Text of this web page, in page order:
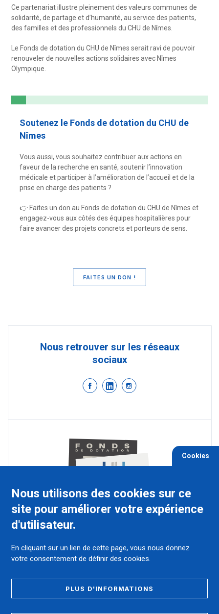
Ce partenariat illustre pleinement des valeurs communes de
solidarité, de partage et d’humanité, au service des patients,
des familles et des professionnels du CHU de Nîmes.
Le Fonds de dotation du CHU de Nîmes serait ravi de pouvoir
renouveler de nouvelles actions solidaires avec Nîmes
Olympique.
Soutenez le Fonds de dotation du CHU de
Nîmes
Vous aussi, vous souhaitez contribuer aux actions en
faveur de la recherche en santé, soutenir l’innovation
médicale et participer à l’amélioration de l’accueil et de la
prise en charge des patients ?
👉 Faites un don au Fonds de dotation du CHU de Nîmes et
engagez-vous aux côtés des équipes hospitalières pour
faire avancer des projets concrets et porteurs de sens.
FAITES UN DON !
Nous retrouver sur les réseaux
sociaux
cedex 9
Ensemble, soutenons et développons l'innovation médicale,
pour les patients et leurs proches.
Cookies
Nous utilisons des cookies sur ce
site pour améliorer votre expérience
d'utilisateur.
En cliquant sur un lien de cette page, vous nous donnez
votre consentement de définir des cookies.
PLUS D'INFORMATIONS